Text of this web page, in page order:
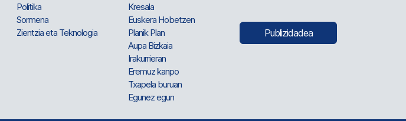
Politika
Sormena
Zientzia eta Teknologia
Kresala
Euskera Hobetzen
Planik Plan
Aupa Bizkaia
Irakurrieran
Eremuz kanpo
Txapela buruan
Egunez egun
Publizidadea